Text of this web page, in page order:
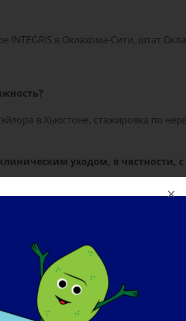
в Оклахома-Сити, штат
в Хьюстоне, стажировка по
уходом, в
в выборе моей профессии.
участие?
всего волнует в будущем
их независимости и
просто поразительны, и они